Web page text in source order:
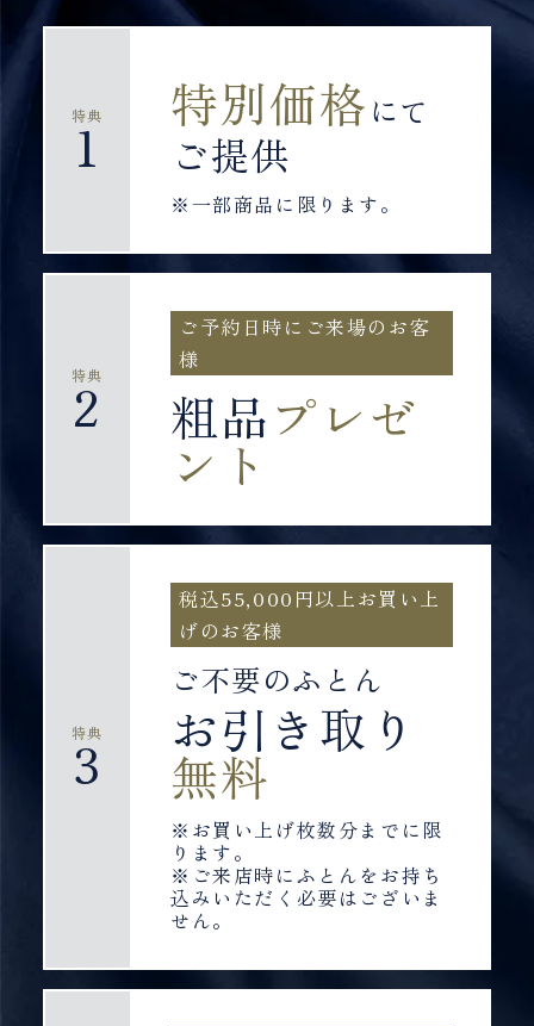
特典
1
特別価格 にて
ご提供
※一部商品に限ります。
特典
2
ご予約日時にご来場のお客
様
粗品プレゼ
ント
特典
3
税込55,000円以上お買い上
げのお客様
ご不要のふとん
お引き取り
無料
※お買い上げ枚数分までに限
ります。
※ご来店時にふとんをお持ち
込みいただく必要はございま
せん。